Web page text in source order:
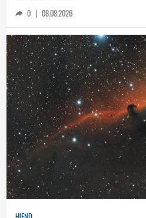
0 | 08.08.2026